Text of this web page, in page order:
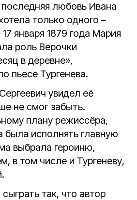
любовь Ивана
только одного –
17 января 1879 года Мария
роль Верочки
в деревне»,
пьесе Тургенева.
увидел её
не смог забыть.
плану режиссёра,
была исполнять главную
выбрала героиню,
в том числе и Тургеневу,
так, что автор